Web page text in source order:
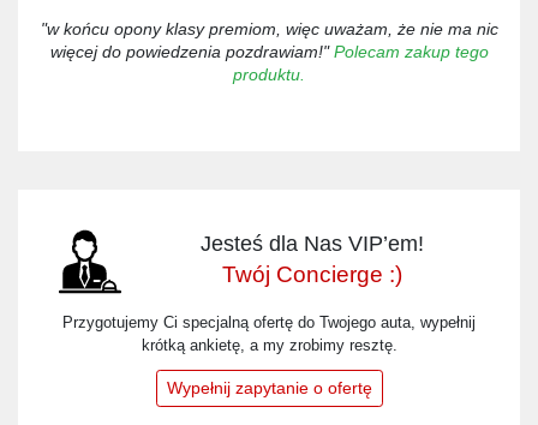
"w końcu opony klasy premiom, więc uważam, że nie ma nic
więcej do powiedzenia pozdrawiam!"Polecam zakup tego
produktu.
Jesteś dla Nas VIP’em!
Twój Concierge :)
Przygotujemy Ci specjalną ofertę do Twojego auta, wypełnij
krótką ankietę, a my zrobimy resztę.
Wypełnij zapytanie o ofertę